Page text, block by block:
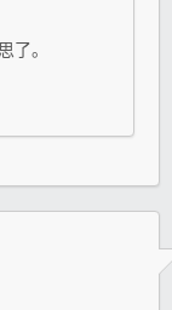
了。